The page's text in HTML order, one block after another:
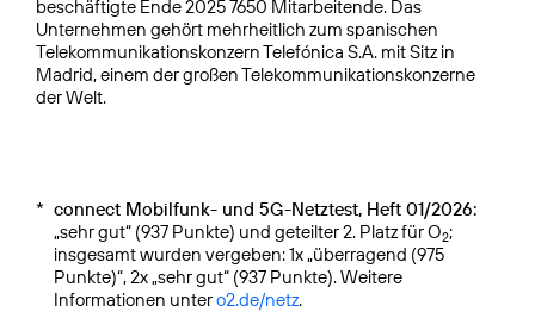
beschäftigte Ende 2025 7650 Mitarbeitende. Das
Unternehmen gehört mehrheitlich zum spanischen
Telekommunikationskonzern Telefónica S.A. mit Sitz in
Madrid, einem der großen Telekommunikationskonzerne
der Welt.
* connect Mobilfunk- und 5G-Netztest, Heft 01/2026:
„sehr gut“ (937 Punkte) und geteilter 2. Platz für O2;
insgesamt wurden vergeben: 1x „überragend (975
Punkte)“, 2x „sehr gut“ (937 Punkte). Weitere
Informationen untero2.de/netz.